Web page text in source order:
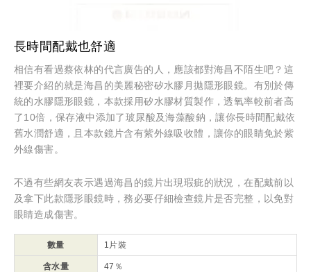
長時間配戴也舒適
相信有看過蔡依林的代言廣告的人，應該都對海昌不陌生吧？這
裡要介紹的就是海昌的美麗秘密矽水膠月拋隱形眼鏡。有別於傳
統的水膠隱形眼鏡，本款採用矽水膠材質製作，透氧率較前者高
了10倍，保存液中添加了玻尿酸及海藻酸鈉，讓你長時間配戴依
舊水潤舒適，且本款鏡片含有紫外線吸收體，讓你的眼睛免於紫
外線傷害。
不過有些網友表示遇過海昌的鏡片出現瑕疵的狀況，在配戴前以
及拿下此款隱形眼鏡時，務必要仔細檢查鏡片是否完整，以免對
眼睛造成傷害。
數量 1片裝
含水量 47％